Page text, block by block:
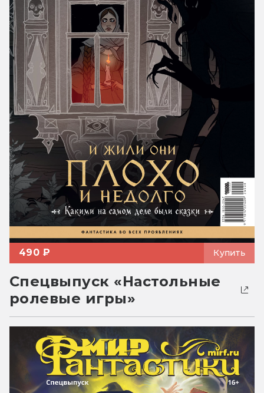
490 ₽ Купить
Спецвыпуск «Настольные
ролевые игры»